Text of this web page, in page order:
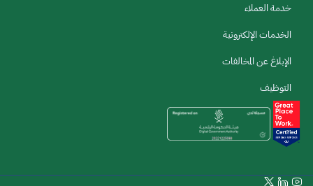
خدمة العملاء
الخدمات الإلكترونية
الإبلاغ عن المخالفات
التوظيف